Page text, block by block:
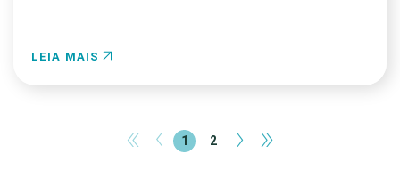
LEIA MAIS
« ‹ 1 2 › »